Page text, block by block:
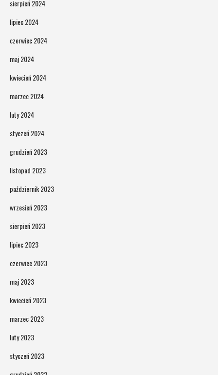
sierpień 2024
lipiec 2024
czerwiec 2024
maj 2024
kwiecień 2024
marzec 2024
luty 2024
styczeń 2024
grudzień 2023
listopad 2023
październik 2023
wrzesień 2023
sierpień 2023
lipiec 2023
czerwiec 2023
maj 2023
kwiecień 2023
marzec 2023
luty 2023
styczeń 2023